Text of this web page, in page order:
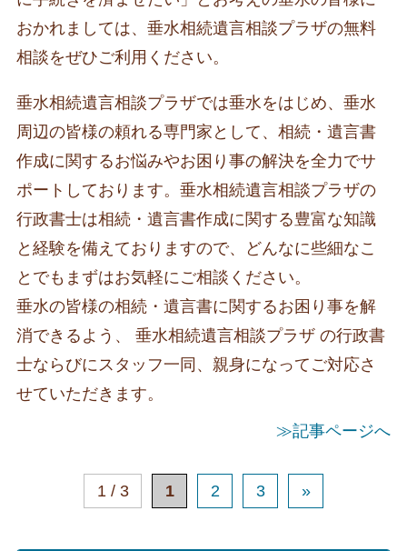
おかれましては、垂水相続遺言相談プラザの無料
相談をぜひご利用ください。
垂水相続遺言相談プラザでは垂水をはじめ、垂水
周辺の皆様の頼れる専門家として、相続・遺言書
作成に関するお悩みやお困り事の解決を全力でサ
ポートしております。垂水相続遺言相談プラザの
行政書士は相続・遺言書作成に関する豊富な知識
と経験を備えておりますので、どんなに些細なこ
とでもまずはお気軽にご相談ください。
垂水の皆様の相続・遺言書に関するお困り事を解
消できるよう、 垂水相続遺言相談プラザ の行政書
士ならびにスタッフ一同、親身になってご対応さ
せていただきます。
≫記事ページへ
1 / 3 1 2 3 »